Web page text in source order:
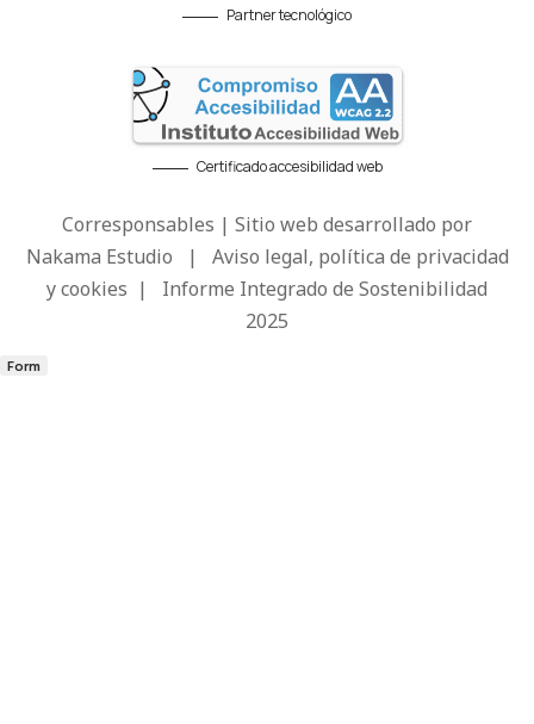
Partner tecnológico
Certificado accesibilidad web
Corresponsables | Sitio web desarrollado por
Nakama Estudio | Aviso legal, política de privacidad
y cookies | Informe Integrado de Sostenibilidad
2025
Form